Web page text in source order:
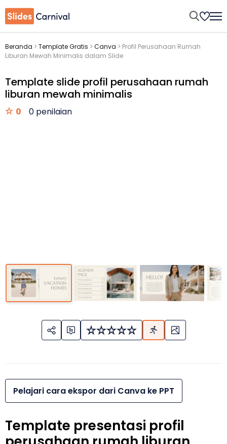
Beranda > Template Gratis > Canva > Profil Perusahaan Rumah
Liburan Mewah Minimalis dalam Slide
Template slide profil perusahaan rumah
liburan mewah minimalis
0 0 penilaian
Pelajari cara ekspor dari Canva ke PPT
Template presentasi profil